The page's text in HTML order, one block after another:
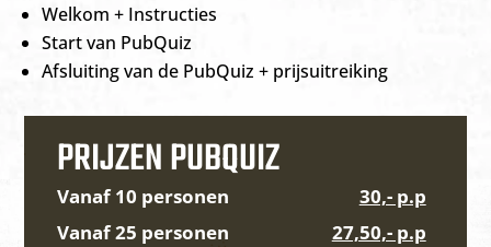
Welkom + Instructies
Start van PubQuiz
Afsluiting van de PubQuiz + prijsuitreiking
PRIJZEN PUBQUIZ
Vanaf 10 personen
30,- p.p
Vanaf 25 personen
27,50,- p.p